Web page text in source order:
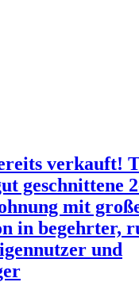
verkauft!
geschnittene
mit
in begehrter,
und